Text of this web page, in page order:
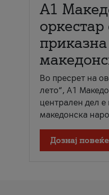
А1
Во пресрет на
лето“, А1
централен дел е
македонска
Дознај повеќе